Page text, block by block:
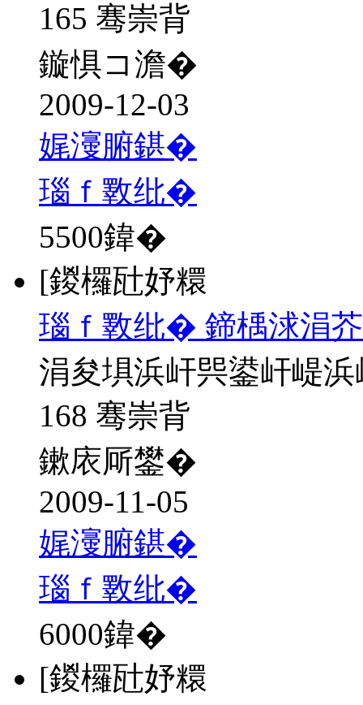
165 骞崇背
鏇惧コ澹�
2009-12-03
娓濅腑鍖�
瑙ｆ斁纰�
5500鍏�
[鍐欏瓧妤糫
瑙ｆ斁纰� 鍗楀浗涓
涓夋埧浜屽巺鍙屽崼
168 骞崇背
鏉庡厛鐢�
2009-11-05
娓濅腑鍖�
瑙ｆ斁纰�
6000鍏�
[鍐欏瓧妤糫